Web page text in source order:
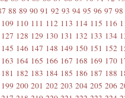
88 89 90 91 92 93 94 95 96 97 98
109 110 111 112 113 114 115 116
127 128 129 130 131 132 133 134
145 146 147 148 149 150 151 152
163 164 165 166 167 168 169 170
181 182 183 184 185 186 187 188
199 200 201 202 203 204 205 206